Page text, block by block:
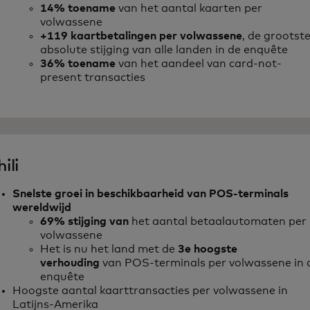
14% toename van het aantal kaarten per
volwassene
+119 kaartbetalingen per volwassene, de grootste
absolute stijging van alle landen in de enquête
36% toename van het aandeel van card-not-
present transacties
Snelste groei in beschikbaarheid van POS-terminals
wereldwijd
69% stijging van het aantal betaalautomaten per
volwassene
Het is nu het land met de 3e hoogste
verhouding van POS-terminals per volwassene in
enquête
Hoogste aantal kaarttransacties per volwassene in
Latijns-Amerika